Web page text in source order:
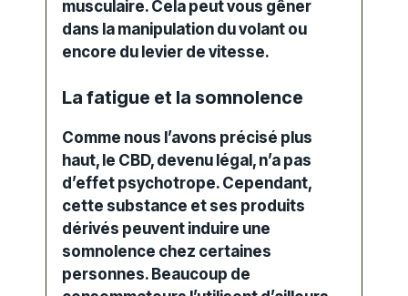
musculaire. Cela peut vous gêner
dans la manipulation du volant ou
encore du levier de vitesse.
La fatigue et la somnolence
Comme nous l’avons précisé plus
haut, le CBD, devenu légal, n’a pas
d’effet psychotrope. Cependant,
cette substance et ses produits
dérivés peuvent induire une
somnolence chez certaines
personnes. Beaucoup de